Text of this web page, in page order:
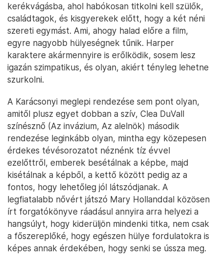
kerékvágásba, ahol habókosan titkolni kell szülők,
családtagok, és kisgyerekek előtt, hogy a két néni
szereti egymást. Ami, ahogy halad előre a film,
egyre nagyobb hülyeségnek tűnik. Harper
karaktere akármennyire is erőlködik, sosem lesz
igazán szimpatikus, és olyan, akiért tényleg lehetne
szurkolni.
A Karácsonyi meglepi rendezése sem pont olyan,
amitől plusz egyet dobban a szív, Clea DuVall
színésznő (Az invázium, Az alelnök) második
rendezése leginkább olyan, mintha egy közepesen
érdekes tévésorozatot néznénk tíz évvel
ezelőttről, emberek besétálnak a képbe, majd
kisétálnak a képből, a kettő között pedig az a
fontos, hogy lehetőleg jól látszódjanak. A
legfiatalabb nővért játszó Mary Hollanddal közösen
írt forgatókönyve ráadásul annyira arra helyezi a
hangsúlyt, hogy kiderüljön mindenki titka, nem csak
a főszereplőké, hogy egészen hülye fordulatokra is
képes annak érdekében, hogy senki se ússza meg.